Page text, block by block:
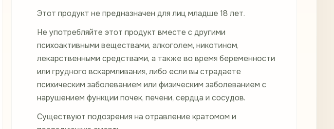
Этот продукт не предназначен для лиц младше 18 лет.
Не употребляйте этот продукт вместе с другими
психоактивными веществами, алкоголем, никотином,
лекарственными средствами, а также во время беременности
или грудного вскармливания, либо если вы страдаете
психическим заболеванием или физическим заболеванием с
нарушением функции почек, печени, сердца и сосудов.
Существуют подозрения на отравление кратомом и